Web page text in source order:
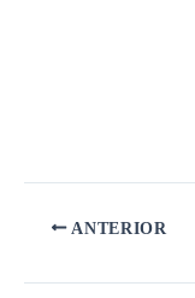
ANTERIOR